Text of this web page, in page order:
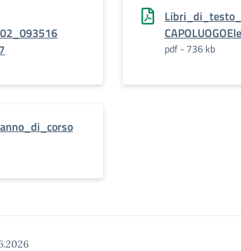
pdf - 736 kb